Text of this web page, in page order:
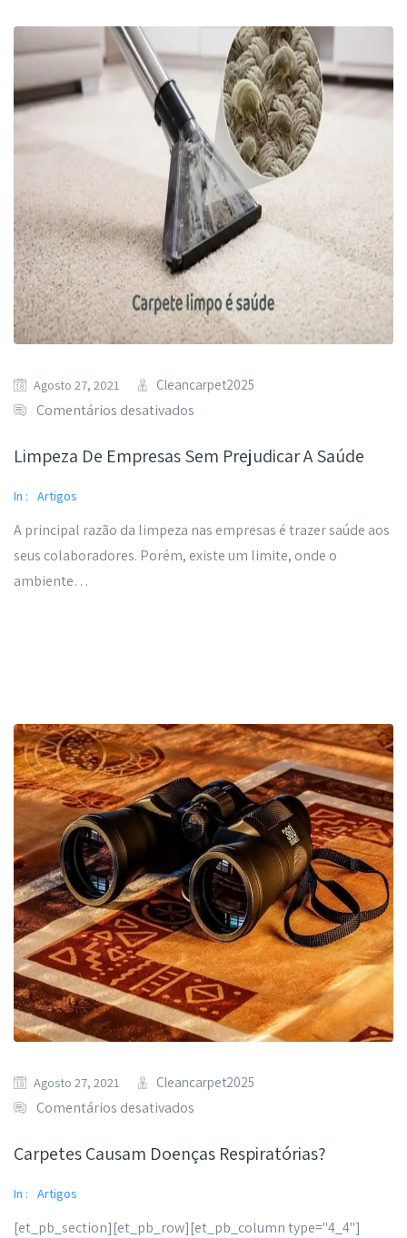
Agosto 27, 2021 Cleancarpet2025
Comentários desativados
Limpeza De Empresas Sem Prejudicar A Saúde
In : Artigos
A principal razão da limpeza nas empresas é trazer saúde aos
seus colaboradores. Porém, existe um limite, onde o
ambiente…
Agosto 27, 2021 Cleancarpet2025
Comentários desativados
Carpetes Causam Doenças Respiratórias?
In : Artigos
[et_pb_section][et_pb_row][et_pb_column type="4_4"]